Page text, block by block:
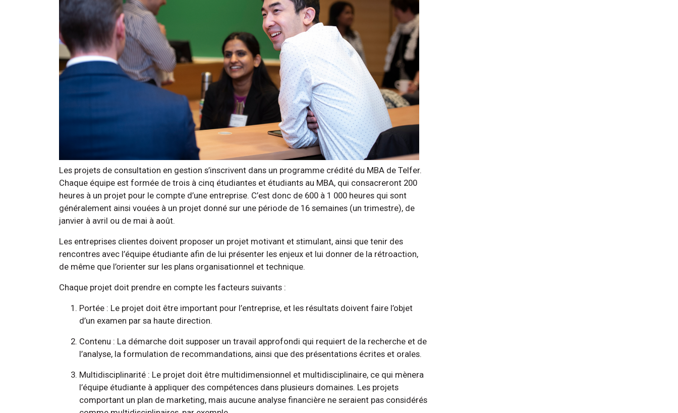
Les projets de consultation en gestion s’inscrivent dans un programme crédité du MBA de Telfer.
Chaque équipe est formée de trois à cinq étudiantes et étudiants au MBA, qui consacreront 200
heures à un projet pour le compte d’une entreprise. C’est donc de 600 à 1 000 heures qui sont
généralement ainsi vouées à un projet donné sur une période de 16 semaines (un trimestre), de
janvier à avril ou de mai à août.
Les entreprises clientes doivent proposer un projet motivant et stimulant, ainsi que tenir des
rencontres avec l’équipe étudiante afin de lui présenter les enjeux et lui donner de la rétroaction,
de même que l’orienter sur les plans organisationnel et technique.
Chaque projet doit prendre en compte les facteurs suivants :
Portée : Le projet doit être important pour l’entreprise, et les résultats doivent faire l’objet
d’un examen par sa haute direction.
Contenu : La démarche doit supposer un travail approfondi qui requiert de la recherche et de
l’analyse, la formulation de recommandations, ainsi que des présentations écrites et orales.
Multidisciplinarité : Le projet doit être multidimensionnel et multidisciplinaire, ce qui mènera
l’équipe étudiante à appliquer des compétences dans plusieurs domaines. Les projets
comportant un plan de marketing, mais aucune analyse financière ne seraient pas considérés